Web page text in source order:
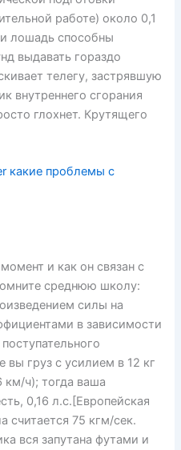
работе) около 0,1
лошадь способны
выдавать гораздо
телегу, застрявшую
внутреннего сгорания
глохнет. Крутящего
какие проблемы с
и как он связан с
среднюю школу:
силы на
в зависимости
вы груз с усилием в 12 кг
км/ч); тогда ваша
0,16 л.с.[Европейская
считается 75 кгм/сек.
вся запутана футами и